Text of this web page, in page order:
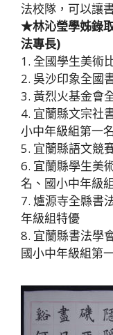
法校隊，可以讓
★林沁瑩學姊錄
法專長)
1. 全國學生美術
2. 吳沙印象全國
3. 黃烈火基金會
4. 宜蘭縣文宗社
小中年級組第一名
5. 宜蘭縣語文競
6. 宜蘭縣學生美
名、國小中年級
7. 爐源寺全縣書
年級組特優
8. 宜蘭縣書法學
國小中年級組第